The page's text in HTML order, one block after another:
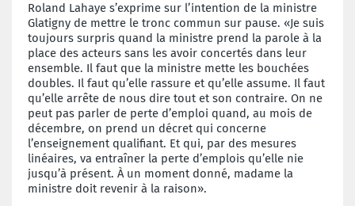
Roland Lahaye s’exprime sur l’intention de la ministre
Glatigny de mettre le tronc commun sur pause. «Je suis
toujours surpris quand la ministre prend la parole à la
place des acteurs sans les avoir concertés dans leur
ensemble. Il faut que la ministre mette les bouchées
doubles. Il faut qu’elle rassure et qu’elle assume. Il faut
qu’elle arrête de nous dire tout et son contraire. On ne
peut pas parler de perte d’emploi quand, au mois de
décembre, on prend un décret qui concerne
l’enseignement qualifiant. Et qui, par des mesures
linéaires, va entraîner la perte d’emplois qu’elle nie
jusqu’à présent. À un moment donné, madame la
ministre doit revenir à la raison».